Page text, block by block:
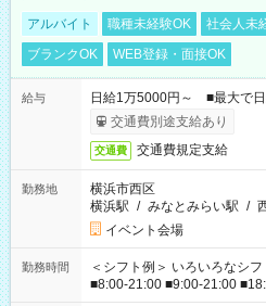
アルバイト 職種未経験OK 社会人未
ブランクOK
WEB登録・面接OK
給与
日給1万5000円～ ■最大で日
交通費別途支給あり
交通費 交通費規定支給
勤務地
横浜市西区
横浜駅 / みなとみらい駅 /
イベント会場
勤務時間
＜シフト例＞ いろいろなシ
■8:00-21:00 ■9:00-21:00